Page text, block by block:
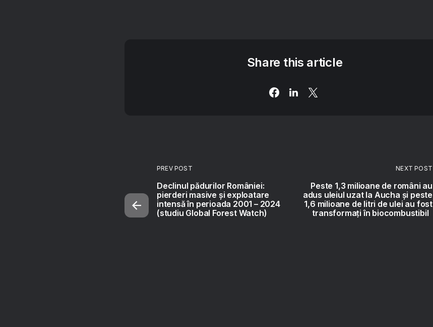
Share this article
PREV POST
Declinul pădurilor României:
pierderi masive și exploatare
intensă în perioada 2001 – 2024
(studiu Global Forest Watch)
NEXT POST
Peste 1,3 milioane de români au
adus uleiul uzat la Aucha și peste
1,6 milioane de litri de ulei au fost
transformați în biocombustibil